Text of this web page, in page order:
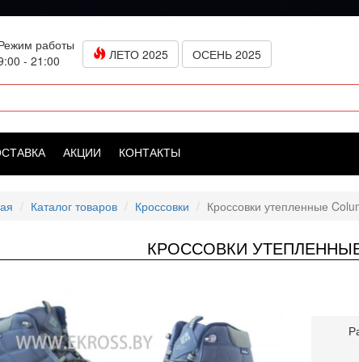
работы
- 21:00
ЛЕТО 2025 ОСЕНЬ 2025
АКЦИИ КОНТАКТЫ
Каталог товаров Кроссовки Кроссовки утепленные
КРОССОВКИ УТЕПЛЕННЫЕ